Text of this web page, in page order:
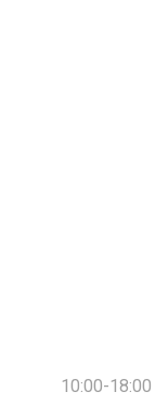
10:00-18:00